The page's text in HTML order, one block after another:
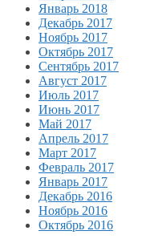
Январь 2018
Декабрь 2017
Ноябрь 2017
Октябрь 2017
Сентябрь 2017
Август 2017
Июль 2017
Июнь 2017
Май 2017
Апрель 2017
Март 2017
Февраль 2017
Январь 2017
Декабрь 2016
Ноябрь 2016
Октябрь 2016